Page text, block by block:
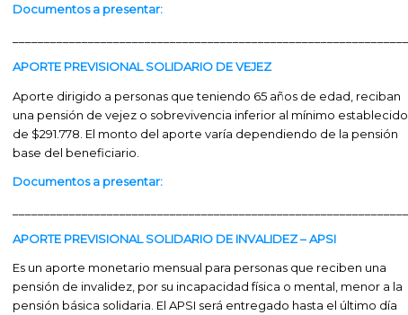
Documentos a presentar:
APORTE PREVISIONAL SOLIDARIO DE VEJEZ
Aporte dirigido a personas que teniendo 65 años de edad, reciban
una pensión de vejez o sobrevivencia inferior al mínimo establecido
de $291.778. El monto del aporte varía dependiendo de la pensión
base del beneficiario.
Documentos a presentar:
APORTE PREVISIONAL SOLIDARIO DE INVALIDEZ – APSI
Es un aporte monetario mensual para personas que reciben una
pensión de invalidez, por su incapacidad física o mental, menor a la
pensión básica solidaria. El APSI será entregado hasta el último día